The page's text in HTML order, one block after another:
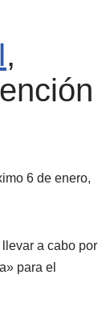
,
6 de enero,
a cabo por
para el